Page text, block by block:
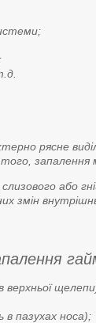
рясне
того,
або
змін
верхньої
в пазухах носа);